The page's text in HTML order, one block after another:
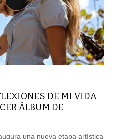
DE MI VIDA
ÁLBUM DE
una nueva etapa artística